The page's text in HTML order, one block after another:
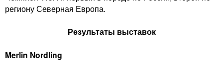
g
a
u
региону Северная Европа.
Результаты выставок
Merlin Nordling